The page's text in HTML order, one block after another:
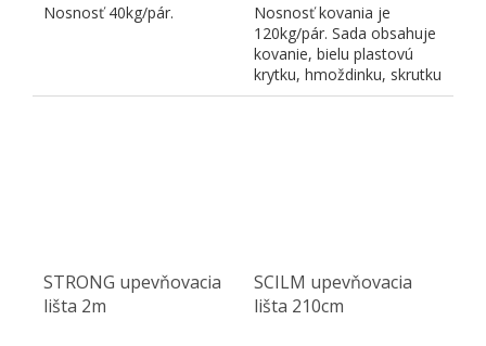
Nosnosť 40kg/pár.
Nosnosť kovania je
120kg/pár. Sada obsahuje
kovanie, bielu plastovú
krytku, hmoždinku, skrutku
na ukotvenie do steny...
STRONG upevňovacia
lišta 2m
SCILM upevňovacia
lišta 210cm